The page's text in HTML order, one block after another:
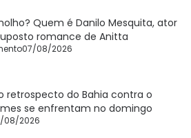
Quem é Danilo Mesquita, ator
romance de Anitta
07/08/2026
retrospecto do Bahia contra o
se enfrentam no domingo
08/2026